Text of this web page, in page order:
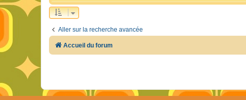
Aller sur la recherche avancée
Accueil du forum